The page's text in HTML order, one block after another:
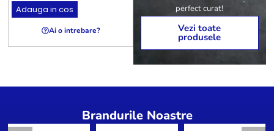
perfect curat!
Vezi toate
produsele
Adauga in cos
Ai o intrebare?
Adauga in cos
Ai o intrebare?
Brandurile Noastre